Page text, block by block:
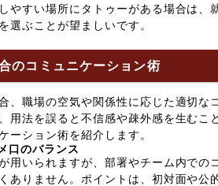
やすい場所にタトゥーがある場合は
選ぶことが望ましいです。
のコミュニケーション術
、職場の空気や関係性に応じた適切
用法を誤ると不信感や疎外感を生む
ーション術を紹介します。
口のバランス
用いられますが、部署やチーム内で
ありません。ポイントは、初対面や